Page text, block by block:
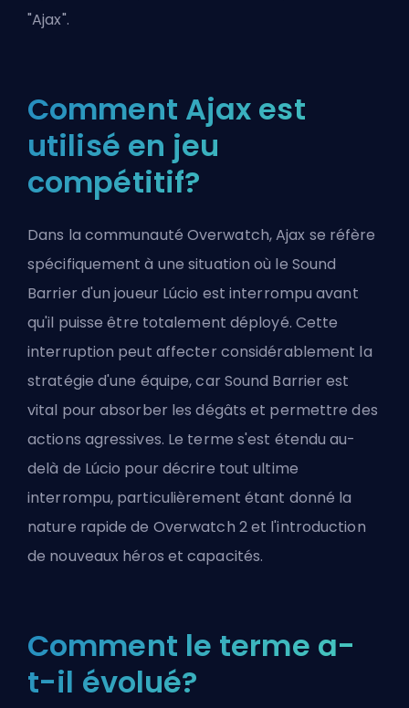
"Ajax".
Comment Ajax est
utilisé en jeu
compétitif?
Dans la communauté Overwatch, Ajax se réfère
spécifiquement à une situation où le Sound
Barrier d'un joueur Lúcio est interrompu avant
qu'il puisse être totalement déployé. Cette
interruption peut affecter considérablement la
stratégie d'une équipe, car Sound Barrier est
vital pour absorber les dégâts et permettre des
actions agressives. Le terme s'est étendu au-
delà de Lúcio pour décrire tout ultime
interrompu, particulièrement étant donné la
nature rapide de Overwatch 2 et l'introduction
de nouveaux héros et capacités.
Comment le terme a-
t-il évolué?